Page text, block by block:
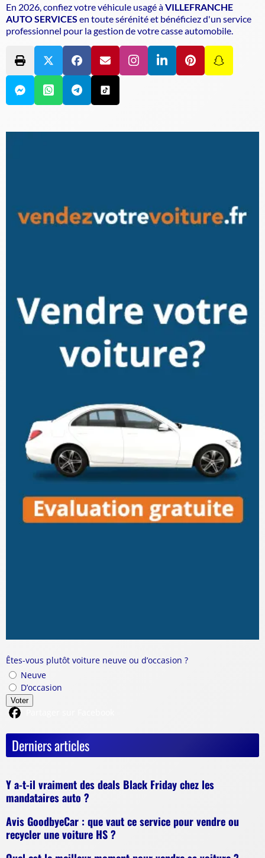
En 2026, confiez votre véhicule usagé àVILLEFRANCHE
AUTO SERVICES en toute sérénité et bénéficiez d'un service
professionnel pour la gestion de votre casse automobile.
Êtes-vous plutôt voiture neuve ou d’occasion ?
Neuve
D’occasion
Voter
Derniers articles
Y a-t-il vraiment des deals Black Friday chez les
mandataires auto ?
Avis GoodbyeCar : que vaut ce service pour vendre ou
recycler une voiture HS ?